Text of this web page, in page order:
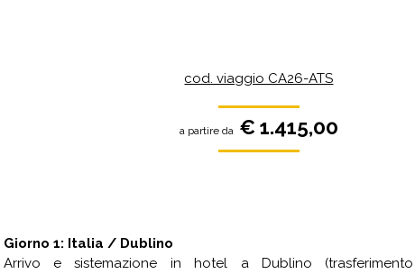
cod. viaggio CA26-ATS
a partire da € 1.415,00
Giorno 1: Italia / Dublino
Arrivo e sistemazione in hotel a Dublino (trasferimento